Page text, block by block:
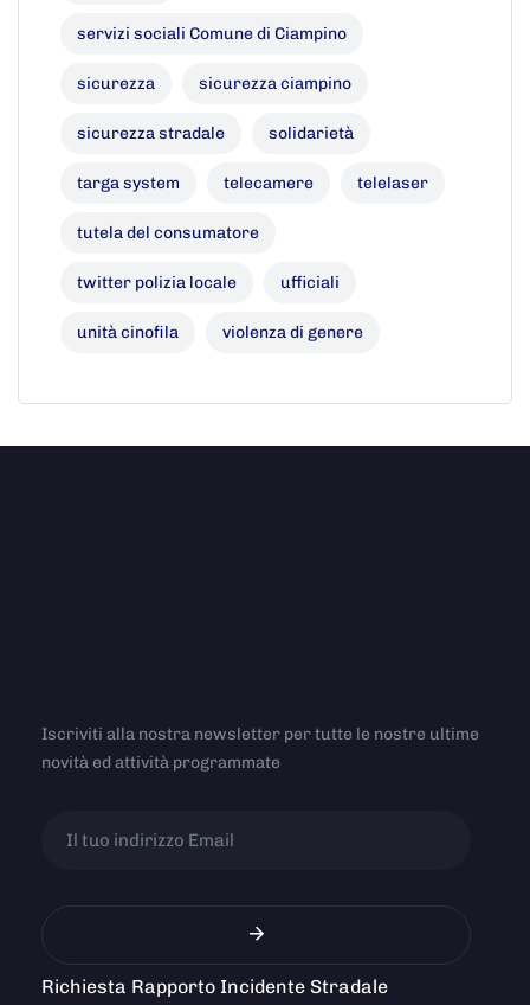
servizi sociali Comune di Ciampino
sicurezza sicurezza ciampino
sicurezza stradale solidarietà
targa system telecamere telelaser
tutela del consumatore
twitter polizia locale ufficiali
unità cinofila violenza di genere
Iscriviti alla nostra newsletter per tutte le nostre ultime
novità ed attività programmate
Richiesta Rapporto Incidente Stradale